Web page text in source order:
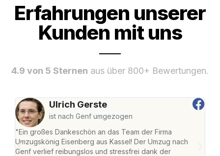
Erfahrungen unserer
Kunden mit uns
4.9 von 5 Sternen aus über 800+ Bewertungen.
Ulrich Gerste
ist nach Genf umgezogen
"Ein großes Dankeschön an das Team der Firma
Umzugskönig Eisenberg aus Kassel! Der Umzug nach
Genf verlief reibungslos und stressfrei dank der